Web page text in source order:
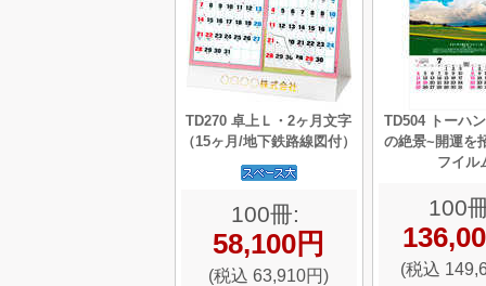
TD270 卓上Ｌ・2ヶ月文字
（15ヶ月/地下鉄路線図付）
100冊:
58,100円
(税込 63,910円)
TD504 トーハ
の絶景~開運を
フイル
100
(税込